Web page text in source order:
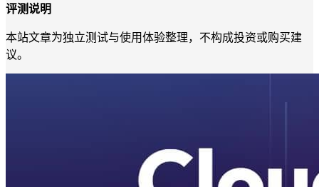
评测说明
本站文章为独立测试与使用体验整理，不构成投资或购买建
议。